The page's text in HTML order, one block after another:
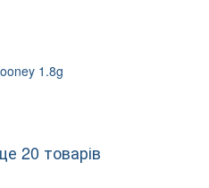
1.8g
20 товарів